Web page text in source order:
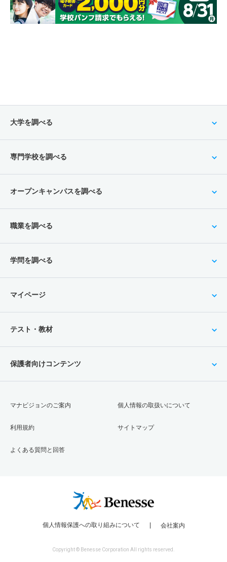
大学を調べる
専門学校を調べる
オープンキャンパスを調べる
職業を調べる
学問を調べる
マイページ
テスト・教材
保護者向けコンテンツ
マナビジョンのご案内
利用規約
よくある質問と回答
個人情報の取扱いについて
サイトマップ
個人情報保護への取り組みについて 会社案内
Copyright © Benesse Corporation All rights reserved.